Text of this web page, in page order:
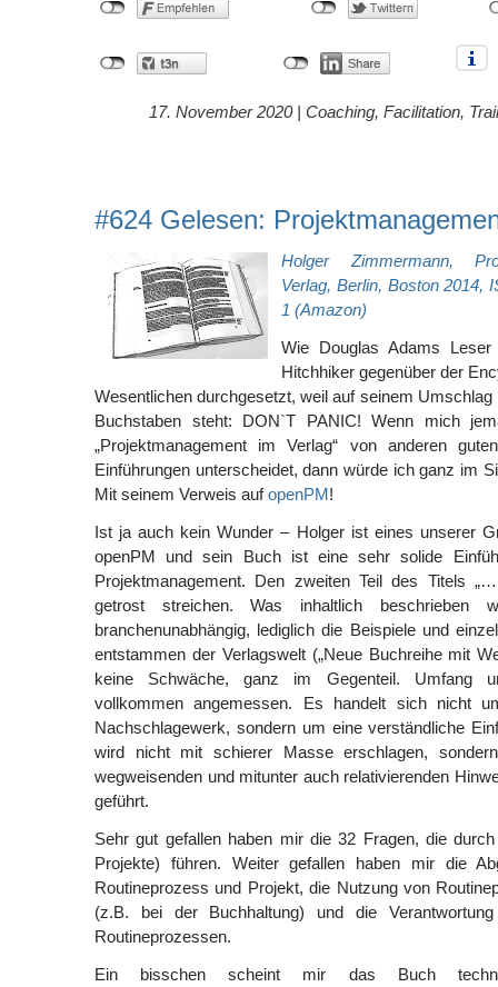
17. November 2020 | Coaching, Facilitation,
#624 Gelesen:
Holger Zimmermann,
Verlag, Berlin, Boston 2014,
1 (Amazon)
Wie Douglas Adams
Hitchhiker gegenüber der
Wesentlichen durchgesetzt, weil auf seinem Umschlag
Buchstaben steht: DON`T PANIC! Wenn mich
„Projektmanagement im Verlag“ von anderen
Einführungen unterscheidet, dann würde ich ganz im
Mit seinem Verweis aufopenPM!
Ist ja auch kein Wunder – Holger ist eines unserer
openPM und sein Buch ist eine sehr solide
Projektmanagement. Den zweiten Teil des Titels
getrost streichen. Was inhaltlich beschrieben
branchenunabhängig, lediglich die Beispiele und
entstammen der Verlagswelt („Neue Buchreihe mit
keine Schwäche, ganz im Gegenteil. Umfang
vollkommen angemessen. Es handelt sich nicht
Nachschlagewerk, sondern um eine verständliche
wird nicht mit schierer Masse erschlagen,
wegweisenden und mitunter auch relativierenden
geführt.
Sehr gut gefallen haben mir die 32 Fragen, die
Projekte) führen. Weiter gefallen haben mir die
Routineprozess und Projekt, die Nutzung von
(z.B. bei der Buchhaltung) und die
Routineprozessen.
Ein bisschen scheint mir das Buch